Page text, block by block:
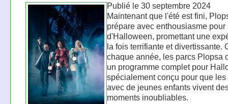
Publié le 30 septembre 2024
Maintenant que l'été est fini,
prépare avec enthousiasme
d'Halloween, promettant une
la fois terrifiante et divertissante.
chaque année, les parcs Plopsa
un programme complet pour
spécialement conçu pour que
avec de jeunes enfants vivent
moments inoubliables.